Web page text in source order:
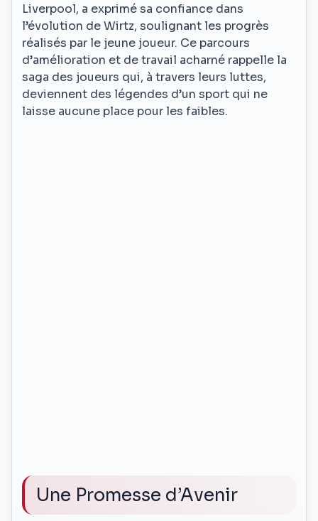
Liverpool, a exprimé sa confiance dans
l’évolution de Wirtz, soulignant les progrès
réalisés par le jeune joueur. Ce parcours
d’amélioration et de travail acharné rappelle la
saga des joueurs qui, à travers leurs luttes,
deviennent des légendes d’un sport qui ne
laisse aucune place pour les faibles.
Une Promesse d’Avenir